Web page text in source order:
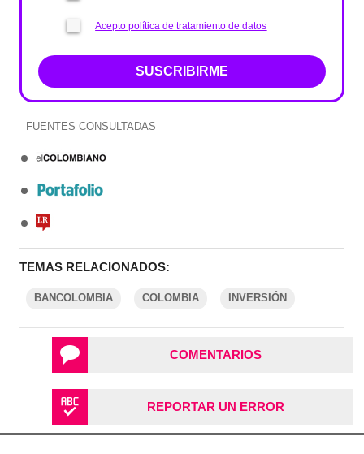
Acepto política de tratamiento de datos
SUSCRIBIRME
FUENTES CONSULTADAS
TEMAS RELACIONADOS:
BANCOLOMBIA COLOMBIA INVERSIÓN
COMENTARIOS
REPORTAR UN ERROR